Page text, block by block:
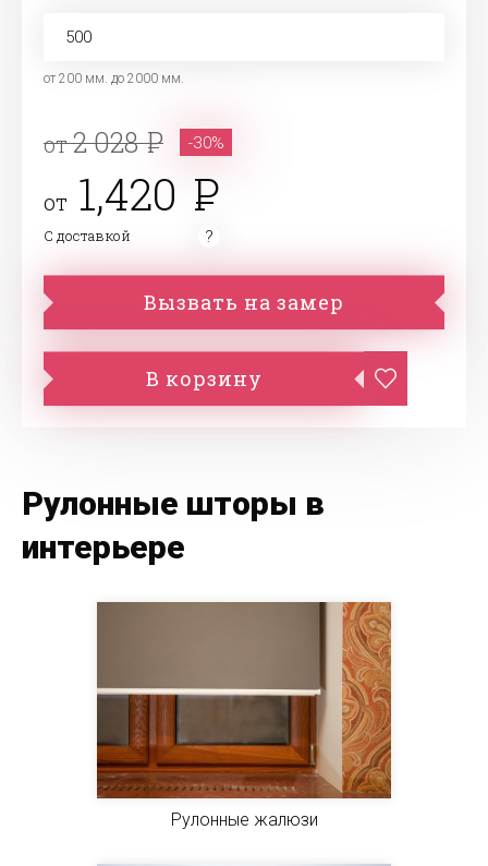
от 200 мм. до 2000 мм.
от2 028 -30%
от 1,420
С доставкой
Вызвать на замер
В корзину
Рулонные шторы в
интерьере
Рулонные жалюзи